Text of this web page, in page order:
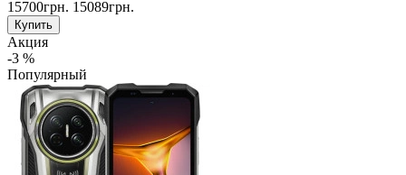
15700грн. 15089грн.
Купить
Акция
-3 %
Популярный